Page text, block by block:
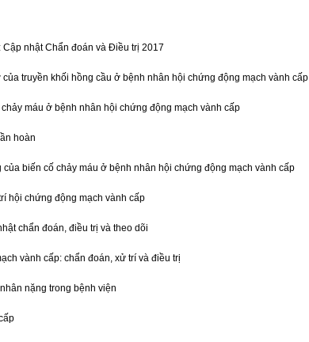
Cập nhật Chẩn đoán và Điều trị 2017
của truyền khối hồng cầu ở bệnh nhân hội chứng động mạch vành cấp
máu ở bệnh nhân hội chứng động mạch vành cấp
hoàn
biến cố chảy máu ở bệnh nhân hội chứng động mạch vành cấp
hội chứng động mạch vành cấp
chẩn đoán, điều trị và theo dõi
vành cấp: chẩn đoán, xử trí và điều trị
nặng trong bệnh viện